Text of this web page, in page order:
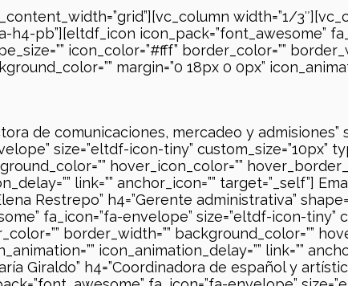
width=”1/
h4-pb”][eltdf_icon icon_pack=”font_awesome”
icon_color=”#fff” border_color=””
margin=”0 18px 0 0px”
de comunicaciones, mercadeo y admisiones”
size=”eltdf-icon-tiny” custom_size=”10px”
hover_icon_color=””
link=”” anchor_icon=”” target=”_self”]
Restrepo” h4=”Gerente administrativa”
fa_icon=”fa-envelope” size=”eltdf-icon-tiny”
border_width=”” background_color=””
icon_animation_delay=”” link=””
Giraldo” h4=”Coordinadora de español y